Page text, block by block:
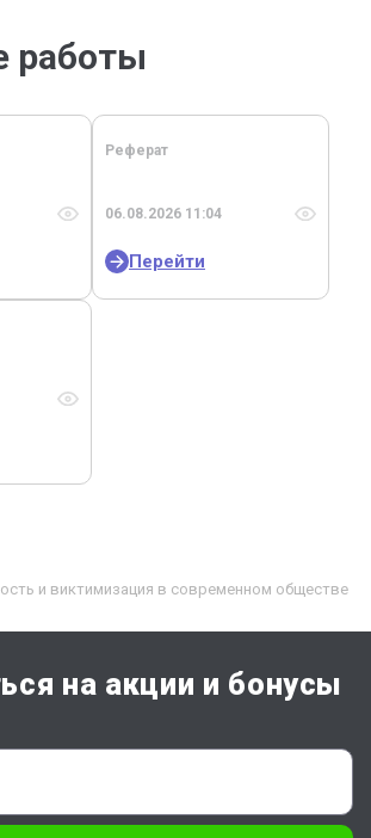
работы
Реферат
06.08.2026 11:04
Перейти
и виктимизация в современном обществе
на акции и бонусы